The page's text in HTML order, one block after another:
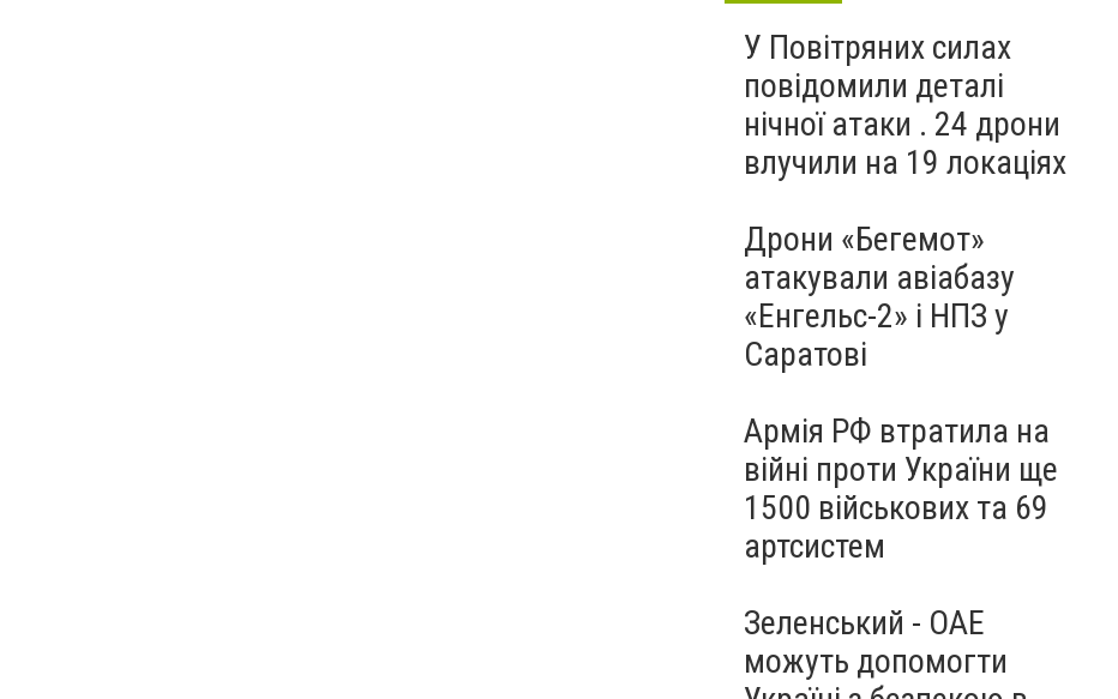
У Повітряних силах
повідомили деталі
нічної атаки . 24 дрони
влучили на 19 локаціях
Дрони «Бегемот»
атакували авіабазу
«Енгельс-2» і НПЗ у
Саратові
Армія РФ втратила на
війні проти України ще
1500 військових та 69
артсистем
Зеленський - ОАЕ
можуть допомогти